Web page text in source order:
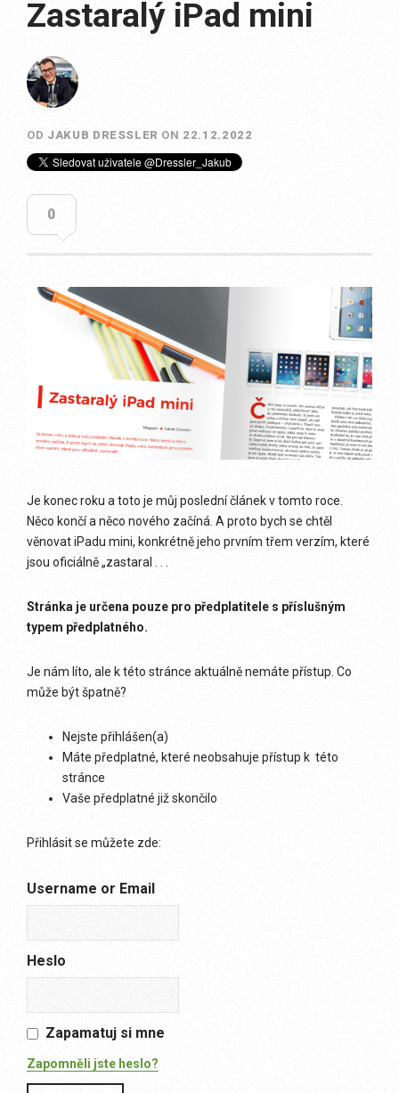
Zastaralý iPad mini
OD JAKUB DRESSLER ON 22.12.2022
0
Je konec roku a toto je můj poslední článek v tomto roce.
Něco končí a něco nového začíná. A proto bych se chtěl
věnovat iPadu mini, konkrétně jeho prvním třem verzím, které
jsou oficiálně „zastaral . . .
Stránka je určena pouze pro předplatitele s příslušným
typem předplatného.
Je nám líto, ale k této stránce aktuálně nemáte přístup. Co
může být špatně?
Nejste přihlášen(a)
Máte předplatné, které neobsahuje přístup k této
stránce
Vaše předplatné již skončilo
Přihlásit se můžete zde:
Username or Email
Heslo
Zapamatuj si mne
Zapomněli jste heslo?